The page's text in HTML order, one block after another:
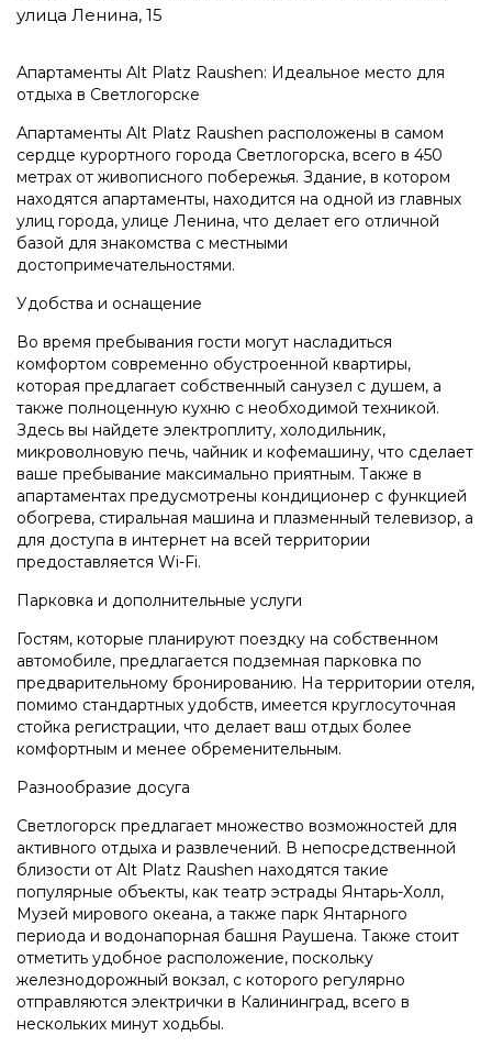
улица Ленина, 15
Апартаменты Alt Platz Raushen: Идеальное место для
отдыха в Светлогорске
Апартаменты Alt Platz Raushen расположены в самом
сердце курортного города Светлогорска, всего в 450
метрах от живописного побережья. Здание, в котором
находятся апартаменты, находится на одной из главных
улиц города, улице Ленина, что делает его отличной
базой для знакомства с местными
достопримечательностями.
Удобства и оснащение
Во время пребывания гости могут насладиться
комфортом современно обустроенной квартиры,
которая предлагает собственный санузел с душем, а
также полноценную кухню с необходимой техникой.
Здесь вы найдете электроплиту, холодильник,
микроволновую печь, чайник и кофемашину, что сделает
ваше пребывание максимально приятным. Также в
апартаментах предусмотрены кондиционер с функцией
обогрева, стиральная машина и плазменный телевизор, а
для доступа в интернет на всей территории
предоставляется Wi-Fi.
Парковка и дополнительные услуги
Гостям, которые планируют поездку на собственном
автомобиле, предлагается подземная парковка по
предварительному бронированию. На территории отеля,
помимо стандартных удобств, имеется круглосуточная
стойка регистрации, что делает ваш отдых более
комфортным и менее обременительным.
Разнообразие досуга
Светлогорск предлагает множество возможностей для
активного отдыха и развлечений. В непосредственной
близости от Alt Platz Raushen находятся такие
популярные объекты, как театр эстрады Янтарь-Холл,
Музей мирового океана, а также парк Янтарного
периода и водонапорная башня Раушена. Также стоит
отметить удобное расположение, поскольку
железнодорожный вокзал, с которого регулярно
отправляются электрички в Калининград, всего в
нескольких минут ходьбы.